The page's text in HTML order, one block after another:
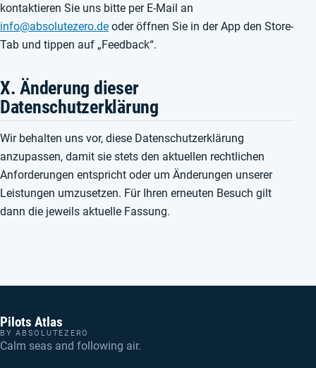
kontaktieren Sie uns bitte per E-Mail an
info@absolutezero.de oder öffnen Sie in der App den Store-
Tab und tippen auf „Feedback“.
X. Änderung dieser
Datenschutzerklärung
Wir behalten uns vor, diese Datenschutzerklärung
anzupassen, damit sie stets den aktuellen rechtlichen
Anforderungen entspricht oder um Änderungen unserer
Leistungen umzusetzen. Für Ihren erneuten Besuch gilt
dann die jeweils aktuelle Fassung.
Pilots Atlas
BY ABSOLUTEZERO
Calm seas and following air.